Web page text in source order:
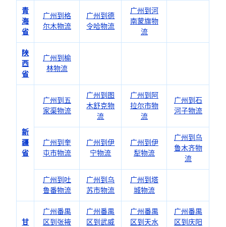
青
海
省
广州到格
尔木物流
广州到德
令哈物流
广州到河
南蒙旗物
流
陕
西
省
广州到榆
林物流
新
疆
省
广州到五
家渠物流
广州到图
木舒克物
流
广州到阿
拉尔市物
流
广州到石
河子物流
广州到奎
屯市物流
广州到伊
宁物流
广州到伊
犁物流
广州到乌
鲁木齐物
流
广州到吐
鲁番物流
广州到乌
苏市物流
广州到塔
城物流
甘
广州番禺
区到张掖
广州番禺
区到武威
广州番禺
区到天水
广州番禺
区到庆阳